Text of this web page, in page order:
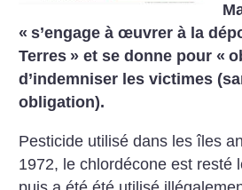
« s’engage à œuvrer à la
Terres » et se donne pour «
d’indemniser les victimes
obligation).
Pesticide utilisé dans les îles
1972, le chlordécone est resté